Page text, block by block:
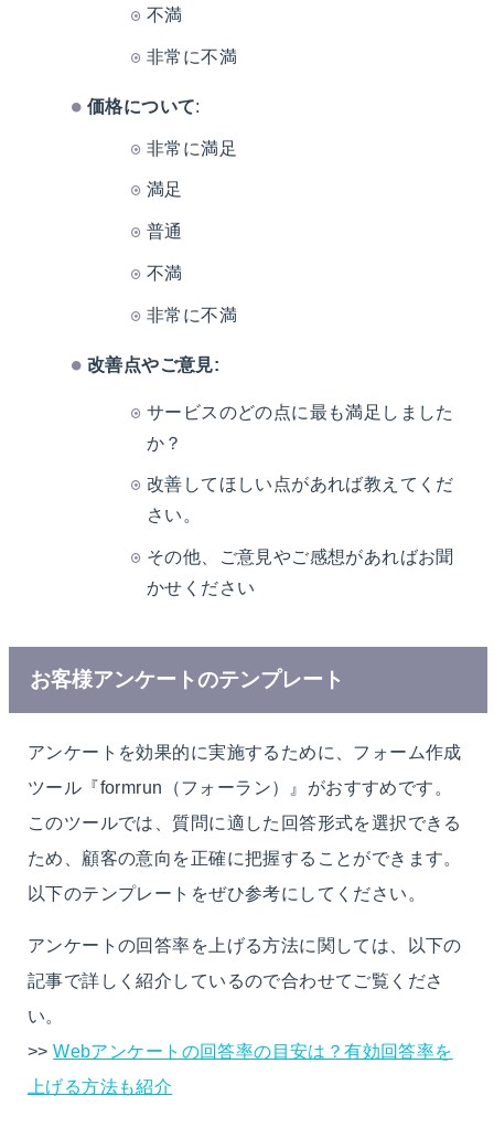
不満
非常に不満
価格について:
非常に満足
満足
普通
不満
非常に不満
改善点やご意見:
サービスのどの点に最も満足しました
か？
改善してほしい点があれば教えてくだ
さい。
その他、ご意見やご感想があればお聞
かせください
お客様アンケートのテンプレート
アンケートを効果的に実施するために、フォーム作成
ツール『formrun（フォーラン）』がおすすめです。
このツールでは、質問に適した回答形式を選択できる
ため、顧客の意向を正確に把握することができます。
以下のテンプレートをぜひ参考にしてください。
アンケートの回答率を上げる方法に関しては、以下の
記事で詳しく紹介しているので合わせてご覧くださ
い。
>>Webアンケートの回答率の目安は？有効回答率を
上げる方法も紹介